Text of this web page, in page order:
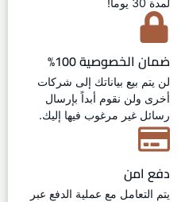
لمدة 30 يوماً!
ضمان الخصوصية 100%
لن يتم بيع بياناتك إلى شركات
أخرى ولن نقوم أبداً بإرسال
رسائل غير مرغوب فيها إليك.
دفع امن
يتم التعامل مع عملية الدفع عبر